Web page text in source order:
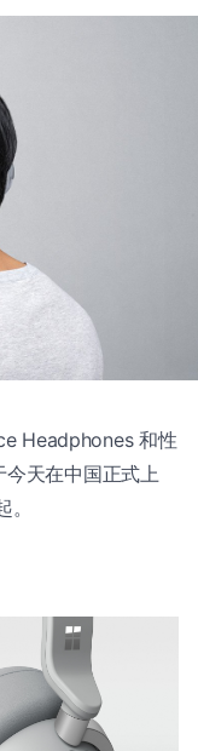
Headphones 和性
天在中国正式上